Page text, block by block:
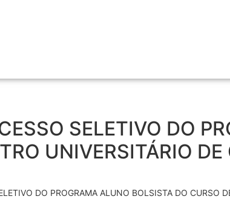
SELETIVO DO
UNIVERSITÁRIO
DO PROGRAMA ALUNO BOLSISTA DO CURSO